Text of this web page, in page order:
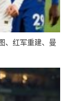
、红军重建、曼